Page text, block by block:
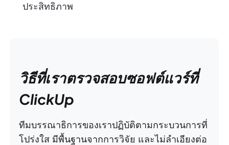
ประสิทธิภาพ
วิธีที่เราตรวจสอบซอฟต์แวร์ที่
ClickUp
ทีมบรรณาธิการของเราปฏิบัติตามกระบวนการที่
โปร่งใส มีพื้นฐานจากการวิจัย และไม่ลำเอียงต่อ